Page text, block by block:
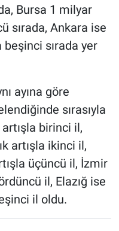
Bursa 1 milyar
sırada, Ankara ise
sırada yer
ayına göre
sırasıyla
birinci il,
artışla ikinci il,
üçüncü il, İzmir
il, Elazığ ise
il oldu.